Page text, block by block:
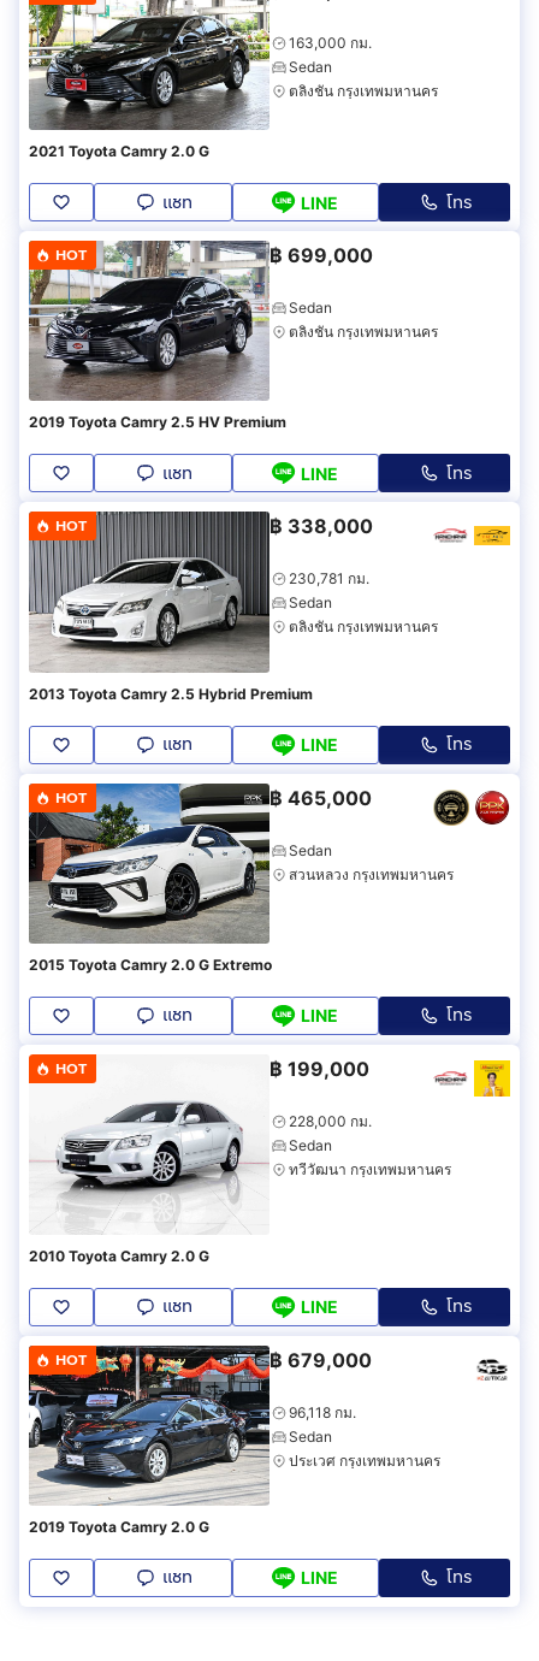
163,000 กม.
Sedan
ตลิ่งชัน กรุงเทพมหานคร
2021 Toyota Camry 2.0 G
แชท LINE โทร
HOT ฿ 699,000
Sedan
ตลิ่งชัน กรุงเทพมหานคร
2019 Toyota Camry 2.5 HV Premium
แชท LINE โทร
HOT ฿ 338,000
230,781 กม.
Sedan
ตลิ่งชัน กรุงเทพมหานคร
2013 Toyota Camry 2.5 Hybrid Premium
แชท LINE โทร
HOT ฿ 465,000
Sedan
สวนหลวง กรุงเทพมหานคร
2015 Toyota Camry 2.0 G Extremo
แชท LINE โทร
HOT ฿ 199,000
228,000 กม.
Sedan
ทวีวัฒนา กรุงเทพมหานคร
2010 Toyota Camry 2.0 G
แชท LINE โทร
HOT ฿ 679,000
96,118 กม.
Sedan
ประเวศ กรุงเทพมหานคร
2019 Toyota Camry 2.0 G
แชท LINE โทร